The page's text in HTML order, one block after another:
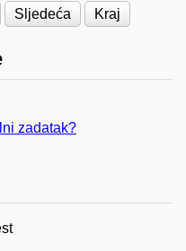
Sljedeća Kraj
zadatak?